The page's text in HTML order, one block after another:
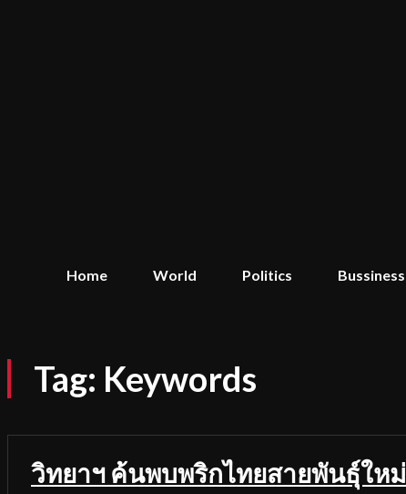
Home World Politics Bussiness
Tag: Keywords
วิทยาฯ ค้นพบพริกไทยสายพันธุ์ใหม่